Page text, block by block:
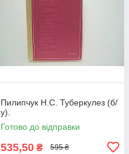
Пилипчук Н.С. Туберкулез (б/
у).
Готово до відправки
535,50 ₴ 595 ₴